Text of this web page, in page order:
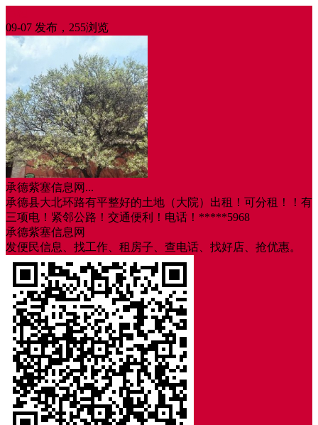
09-07 发布，255浏览
承德紫塞信息网...
承德县大北环路有平整好的土地（大院）出租！可分租！！有
三项电！紧邻公路！交通便利！电话！*****5968
承德紫塞信息网
发便民信息、找工作、租房子、查电话、找好店、抢优惠。